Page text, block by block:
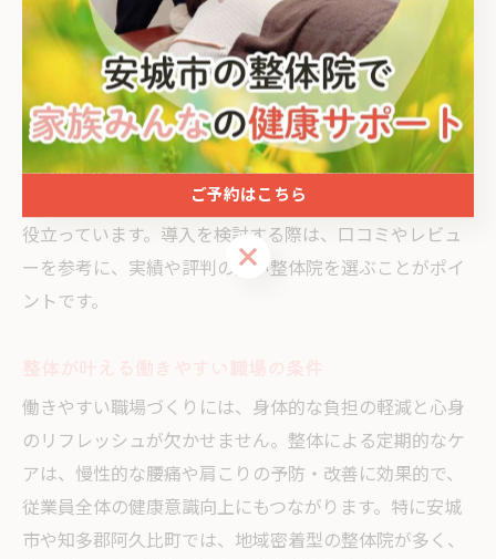
長時間のデスクワークや立ち仕事による体への負担を軽
減しやすくなります。
実際に、安城市や周辺地域の整体院では、企業向けの出
張整体や福利厚生としての利用も増えています。社員が
定期的に整体を受けることで、体調管理の意識が高ま
り、欠勤や体調不良によるパフォーマンス低下の防止に
役立っています。導入を検討する際は、口コミやレビュ
ーを参考に、実績や評判の良い整体院を選ぶことがポイ
ントです。
働きやすい職場づくりには、身体的な負担の軽減と心身
のリフレッシュが欠かせません。整体による定期的なケ
アは、慢性的な腰痛や肩こりの予防・改善に効果的で、
従業員全体の健康意識向上にもつながります。特に安城
市や知多郡阿久比町では、地域密着型の整体院が多く、
ご予約はこちら
ご予約はこちら